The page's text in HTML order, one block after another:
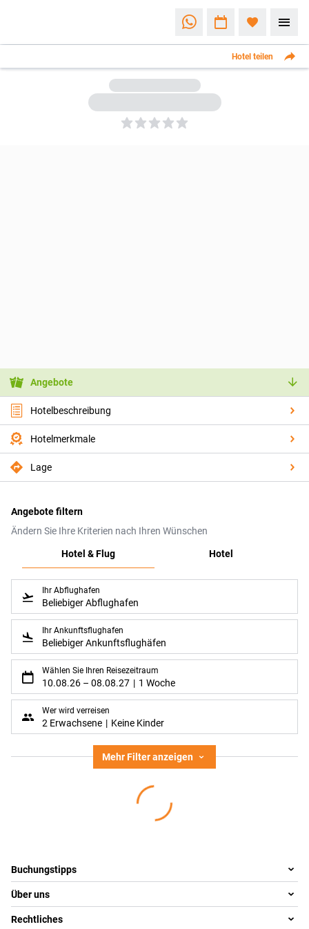
Hotel teilen
5
Angebote
Hotelbeschreibung
Hotelmerkmale
Lage
Angebote filtern
Ändern Sie Ihre Kriterien nach Ihren Wünschen
Hotel & Flug
Hotel
Ihr Abflughafen
Beliebiger Abflughafen
Ihr Ankunftsflughafen
Beliebiger Ankunftsflughäfen
Wählen Sie Ihren Reisezeitraum
10.08.26 – 08.08.27 1 Woche
Wer wird verreisen
2 Erwachsene Keine Kinder
Mehr Filter anzeigen
Footer navigation
Buchungstipps
Warum im Reisebüro buchen
Reisewelten
Über uns
Team
Rechtliches